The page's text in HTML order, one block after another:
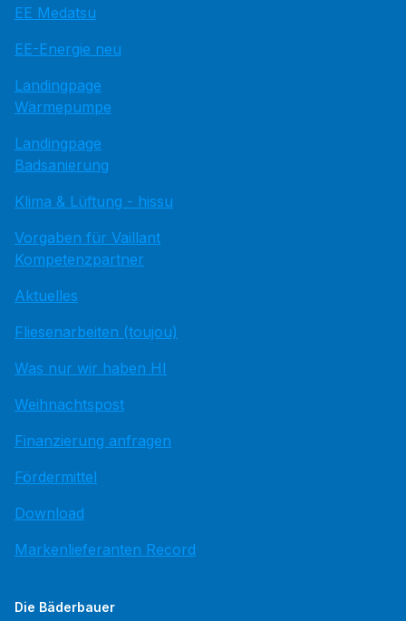
EE Medatsu
EE-Energie neu
Landingpage
Wärmepumpe
Landingpage
Badsanierung
Klima & Lüftung - hissu
Vorgaben für Vaillant
Kompetenzpartner
Aktuelles
Fliesenarbeiten (toujou)
Was nur wir haben HI
Weihnachtspost
Finanzierung anfragen
Fördermittel
Download
Markenlieferanten Record
Die Bäderbauer